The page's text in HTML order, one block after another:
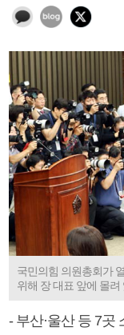
국민의힘 의원총회가
위해 장 대표 앞에 몰려
- 부산·울산 등 7곳